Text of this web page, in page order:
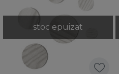
stoc epuizat